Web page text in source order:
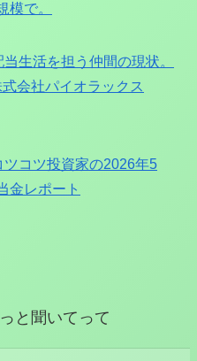
模で。
当生活を担う仲間の現状。
会社パイオラックス
ツコツ投資家の2026年5
金レポート
と聞いてって